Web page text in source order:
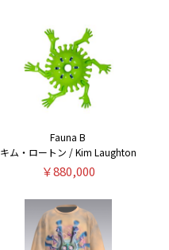
Fauna B
キム・ロートン / Kim Laughton
￥880,000